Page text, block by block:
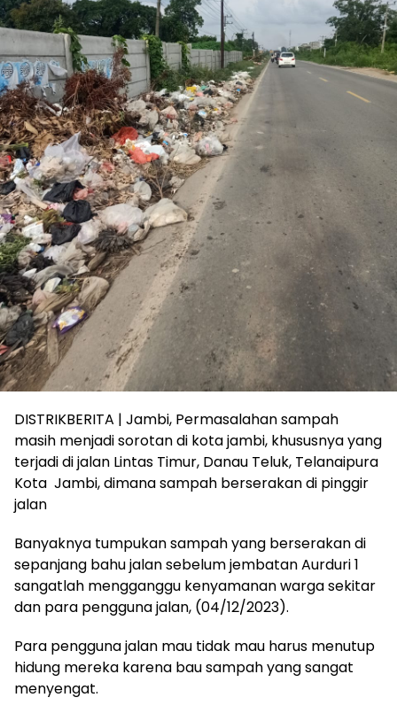
DISTRIKBERITA | Jambi, Permasalahan sampah
masih menjadi sorotan di kota jambi, khususnya yang
terjadi di jalan Lintas Timur, Danau Teluk, Telanaipura
Kota Jambi, dimana sampah berserakan di pinggir
jalan
Banyaknya tumpukan sampah yang berserakan di
sepanjang bahu jalan sebelum jembatan Aurduri 1
sangatlah mengganggu kenyamanan warga sekitar
dan para pengguna jalan, (04/12/2023).
Para pengguna jalan mau tidak mau harus menutup
hidung mereka karena bau sampah yang sangat
menyengat.